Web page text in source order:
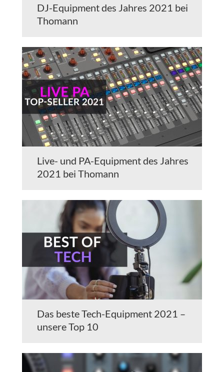
DJ-Equipment des Jahres 2021 bei
Thomann
Live- und PA-Equipment des Jahres
2021 bei Thomann
Das beste Tech-Equipment 2021 –
unsere Top 10